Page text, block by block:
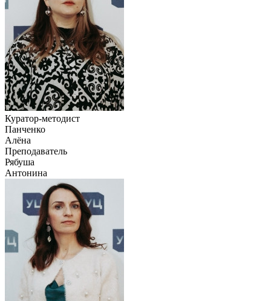
Куратор-методист
Панченко
Алёна
Преподаватель
Рябуша
Антонина